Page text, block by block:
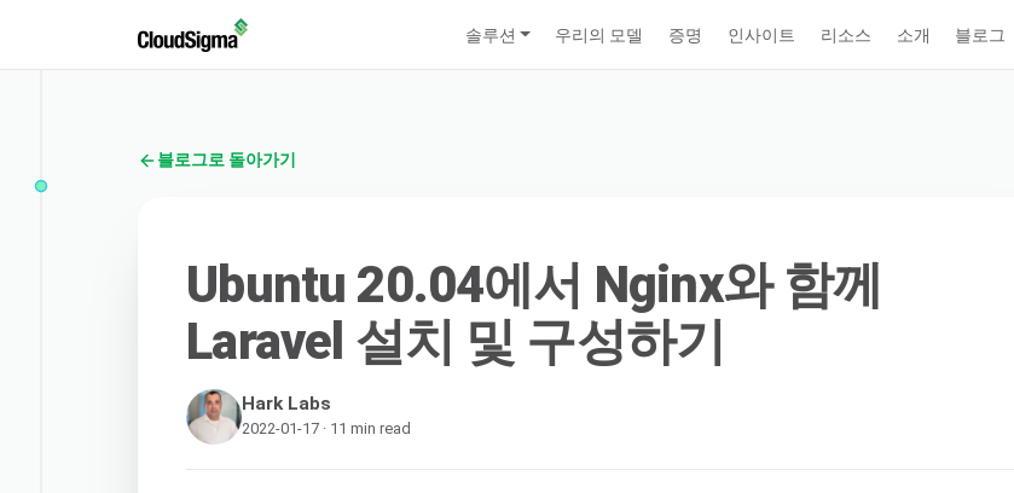
솔루션 우리의 모델 증명 인사이트 리소스 소개 블로그
블로그로 돌아가기
Ubuntu 20.04에서 Nginx와 함께
Laravel 설치 및 구성하기
Hark Labs
2022-01-17 · 11 min read